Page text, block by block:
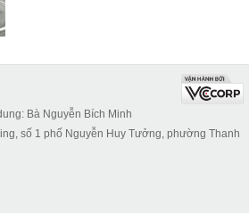
Bà Nguyễn Bích Minh
số 1 phố Nguyễn Huy Tưởng, phường Thanh